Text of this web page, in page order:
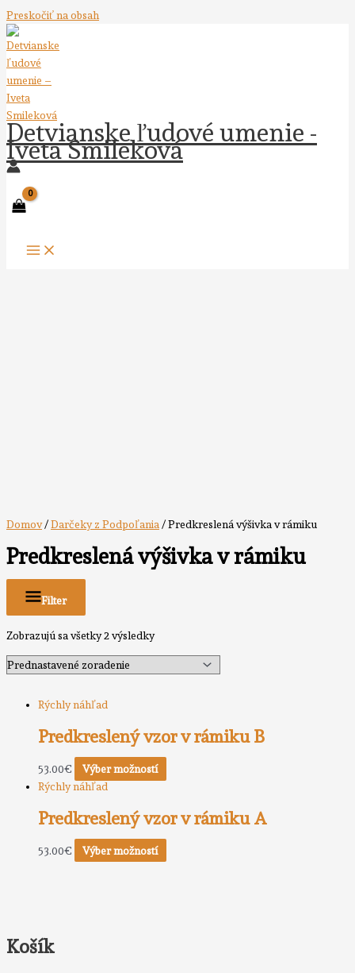
Preskočiť na obsah
Detvianske ľudové umenie -
Iveta Smileková
Košík
Domov/Darčeky z Podpoľania / Predkreslená výšivka v rámiku
Predkreslená výšivka v rámiku
Filter
Zobrazujú sa všetky 2 výsledky
Rýchly náhľad
Predkreslený vzor v rámiku B
53.00€
Výber možností
Rýchly náhľad
Predkreslený vzor v rámiku A
53.00€ Výber možností